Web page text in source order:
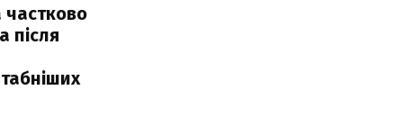
після